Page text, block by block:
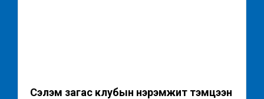
Сэлэм загас клубын нэрэмжит тэмцээн